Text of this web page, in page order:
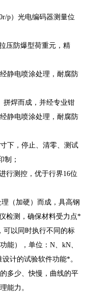
p）光电编码器测量位
压防爆型荷重元，精
静电喷涂处理，耐腐防
拼焊而成，并经专业钳
静电喷涂处理，耐腐防
下，停止、清零、测试
制；
行测控，优于行界16位
（加硬）而成，具高钢
检测，确保材料受力点*
可以同时执行不同的标
能），单位：N、kN、
计的试验软件功能*。
多少、快慢，曲线的平
能力。